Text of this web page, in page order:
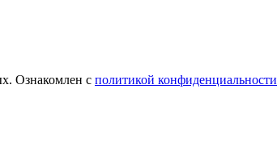
Ознакомлен с политикой конфиденциальности